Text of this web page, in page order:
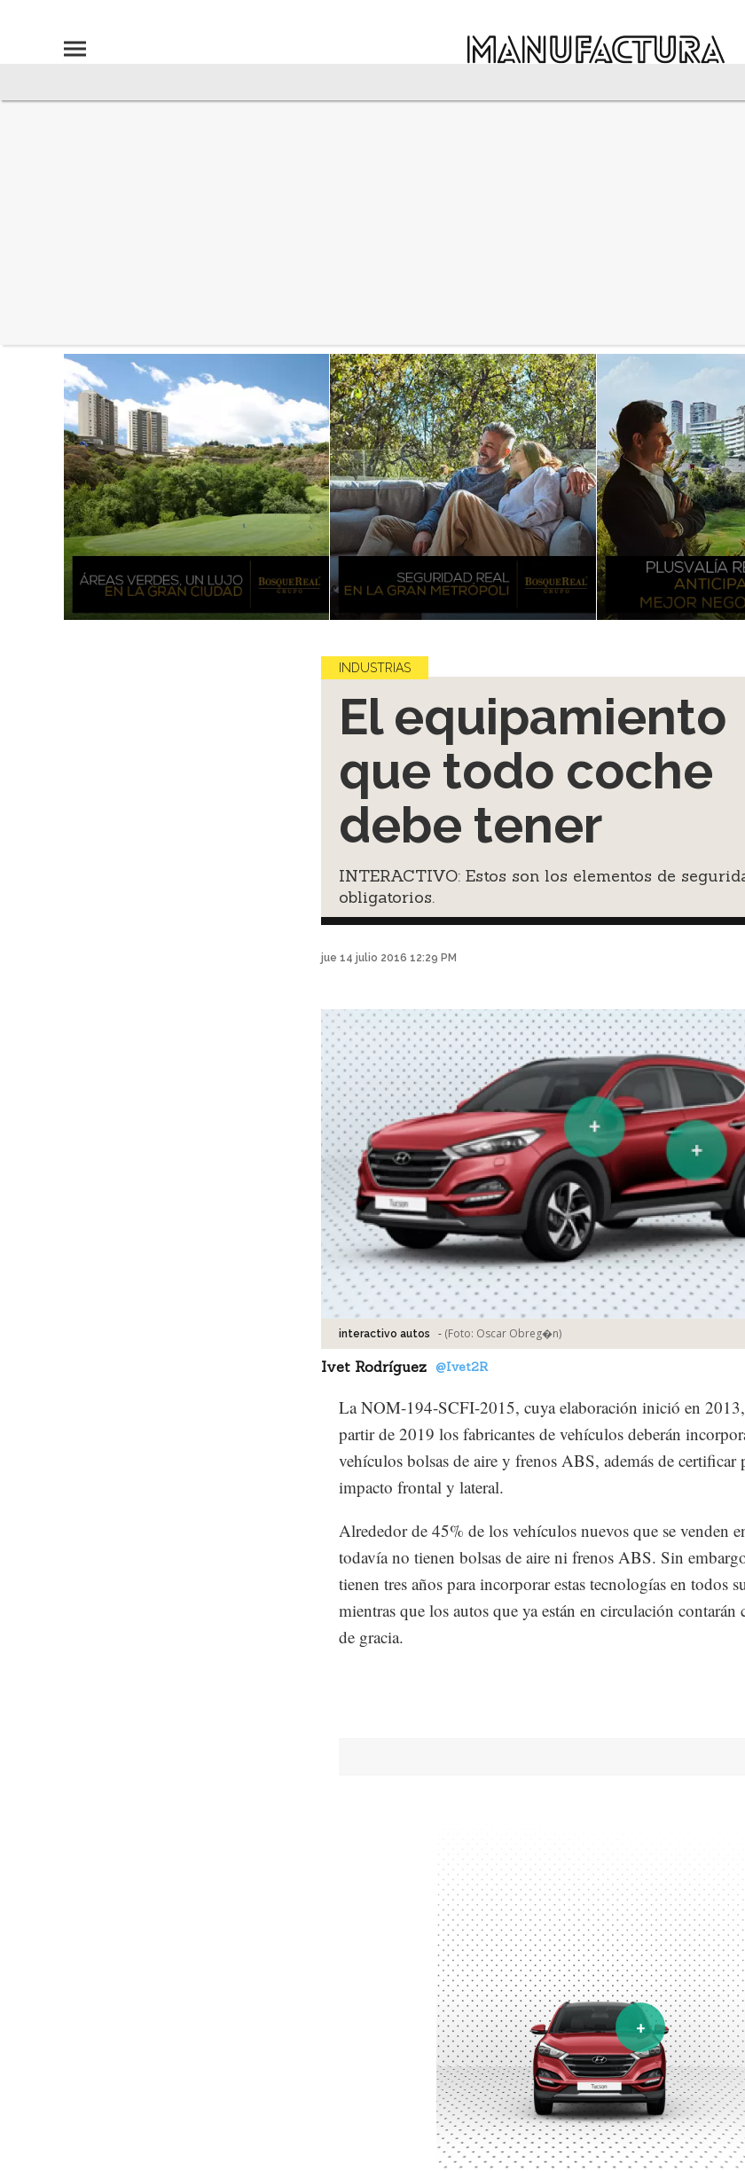
INDUSTRIAS
El equipamiento
que todo coche
debe tener
INTERACTIVO: Estos son los elementos de
obligatorios.
jue 14 julio 2016 12:29 PM
interactivo autos - (Foto: Oscar Obreg�n)
Ivet Rodríguez @Ivet2R
La NOM-194-SCFI-2015, cuya elaboración inició en
partir de 2019 los fabricantes de vehículos deberán
vehículos bolsas de aire y frenos ABS, además de certificar
impacto frontal y lateral.
Alrededor de 45% de los vehículos nuevos que se venden
todavía no tienen bolsas de aire ni frenos ABS. Sin
tienen tres años para incorporar estas tecnologías en todos
mientras que los autos que ya están en circulación contarán
de gracia.